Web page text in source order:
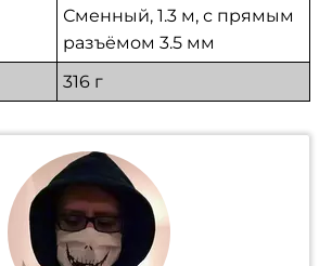
Сменный, 1.3 м, с прямым
разъёмом 3.5 мм
316 г